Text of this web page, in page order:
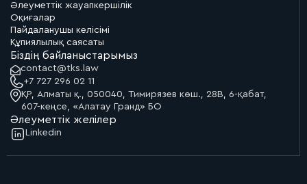
Әлеуметтік жауапкершілік
Оқиғалар
Пайдаланушы келісімі
Құпиялылық саясаты
Біздің байланыстарымыз
contact@tks.law
+7 727 296 02 11
ҚР, Алматы қ., 050040, Тимирязев көш., 28В, 6-қабат,
607-кеңсе, «Алатау Гранд» БО
Әлеуметтік желілер
Linkedin